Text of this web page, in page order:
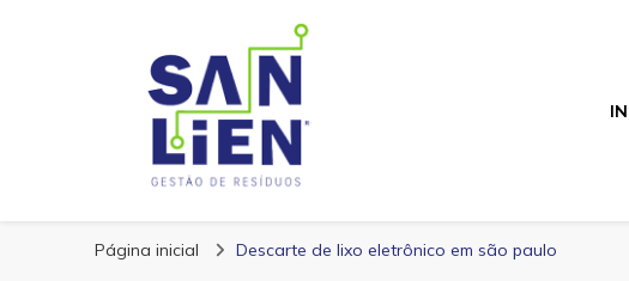
San Lien
Página inicial Descarte de lixo eletrônico em são paulo